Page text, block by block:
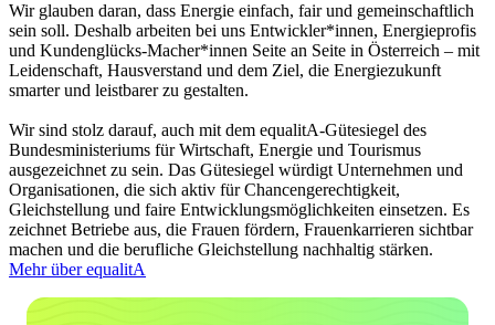
Wir glauben daran, dass Energie einfach, fair und gemeinschaftlich
sein soll. Deshalb arbeiten bei uns Entwickler*innen, Energieprofis
und Kundenglücks-Macher*innen Seite an Seite in Österreich – mit
Leidenschaft, Hausverstand und dem Ziel, die Energiezukunft
smarter und leistbarer zu gestalten.
Wir sind stolz darauf, auch mit dem equalitA-Gütesiegel des
Bundesministeriums für Wirtschaft, Energie und Tourismus
ausgezeichnet zu sein. Das Gütesiegel würdigt Unternehmen und
Organisationen, die sich aktiv für Chancengerechtigkeit,
Gleichstellung und faire Entwicklungsmöglichkeiten einsetzen. Es
zeichnet Betriebe aus, die Frauen fördern, Frauenkarrieren sichtbar
machen und die berufliche Gleichstellung nachhaltig stärken.
Mehr über equalitA